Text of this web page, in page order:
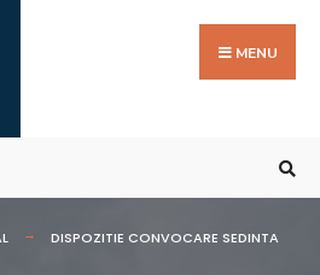
MENU
DISPOZITIE CONVOCARE SEDINTA